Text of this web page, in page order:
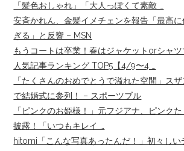
「髪色おしゃれ」「大人っぽくて素敵 …
安斉かれん、金髪イメチェンを報告「最高
ぎる」と反響 – MSN
もうコートは卒業！春はジャケットorシャツ
人気記事ランキング TOP5【4/9〜4 …
「たくさんのおめでとうで溢れた空間」ス
で結婚式に参列！ – スポーツブル
「ピンクのお姫様！」元フジアナ、ピンク
披露！「いつもキレイ …
hitomi「こんな写真あったんだ！」初々しい